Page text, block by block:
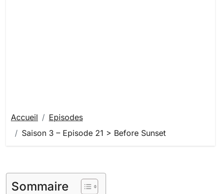
Accueil
Episodes
Saison 3 – Episode 21 > Before Sunset
Sommaire